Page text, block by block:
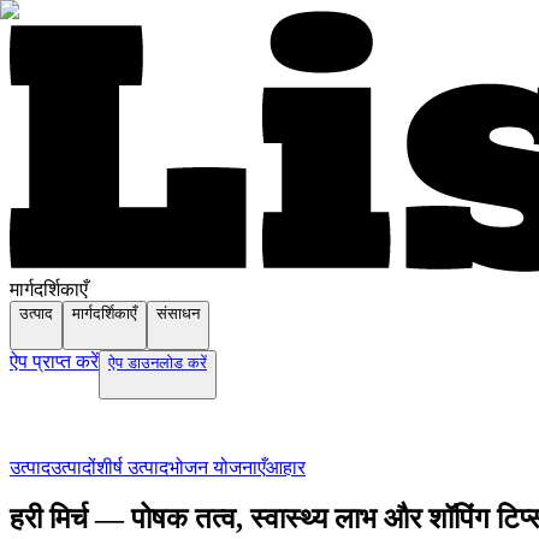
मार्गदर्शिकाएँ
उत्पाद मार्गदर्शिकाएँ संसाधन
ऐप प्राप्त करें ऐप डाउनलोड करें
उत्पादउत्पादोंशीर्ष उत्पादभोजन योजनाएँआहार
हरी मिर्च — पोषक तत्व, स्वास्थ्य लाभ और शॉपिंग